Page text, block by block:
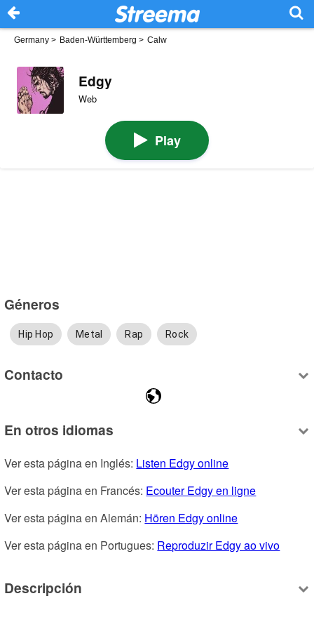
Germany > Baden-Württemberg > Calw
Edgy
Web
Play
Géneros
Hip Hop Metal Rap Rock
Contacto
En otros idiomas
Ver esta página en Inglés: Listen Edgy online
Ver esta página en Francés: Ecouter Edgy en ligne
Ver esta página en Alemán: Hören Edgy online
Ver esta página en Portugues: Reproduzir Edgy ao vivo
Descripción